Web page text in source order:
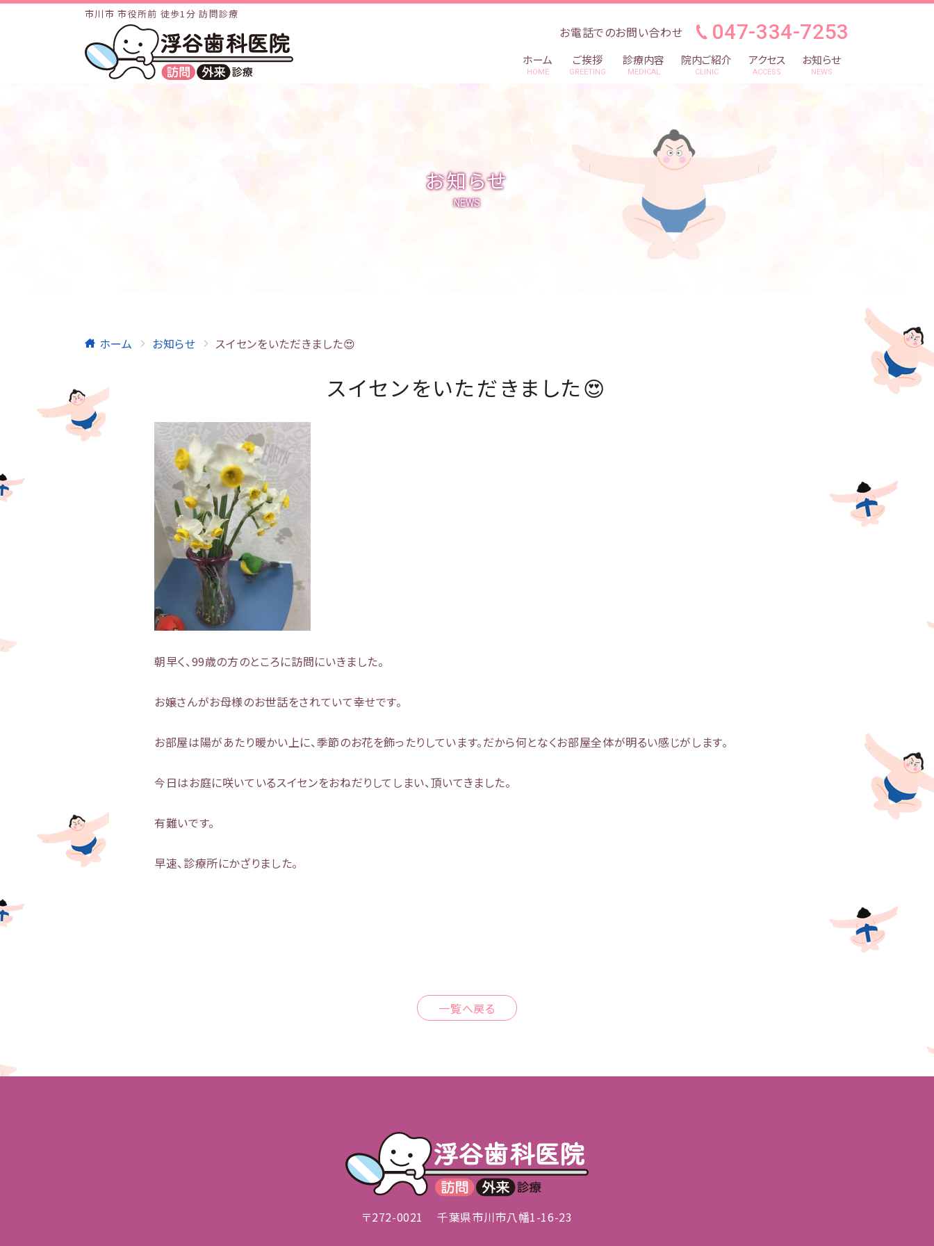
市川市 市役所前 徒歩1分 訪問診療
お電話でのお問い合わせ 047-334-7253
ホーム
HOME
ご挨拶
GREETING
診療内容
MEDICAL
院内ご紹介
CLINIC
アクセス
ACCESS
お知らせ
NEWS
お知らせ
NEWS
ホーム お知らせ スイセンをいただきました😍
スイセンをいただきました😍
朝早く、99歳の方のところに訪問にいきました。
お嬢さんがお母様のお世話をされていて幸せです。
お部屋は陽があたり暖かい上に、季節のお花を飾ったりしています。だから何となくお部屋全体が明るい感じがします。
今日はお庭に咲いているスイセンをおねだりしてしまい、頂いてきました。
有難いです。
早速、診療所にかざりました。
一覧へ戻る
〒272-0021 千葉県市川市八幡1-16-23